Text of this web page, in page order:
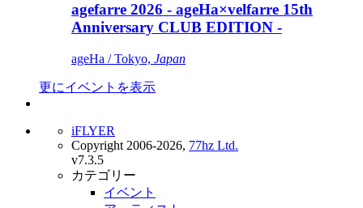
agefarre 2026 - ageHa×velfarre 15th
Anniversary CLUB EDITION -
ageHa / Tokyo, Japan
更にイベントを表示
iFLYER
Copyright 2006-2026, 77hz Ltd.
v7.3.5
カテゴリー
イベント